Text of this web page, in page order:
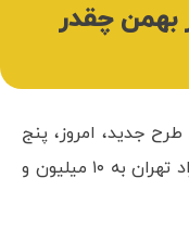
چقدر
جدید، امروز، پنج
شنبه ۲ بهمن ۱۳۹۹ در معاملات بازار آزاد تهران به ۱۰ میلیون و